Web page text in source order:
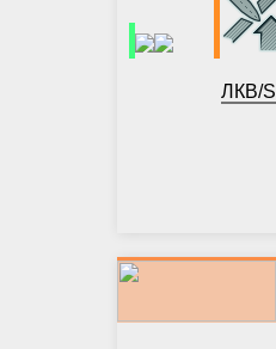
ЛКB/S